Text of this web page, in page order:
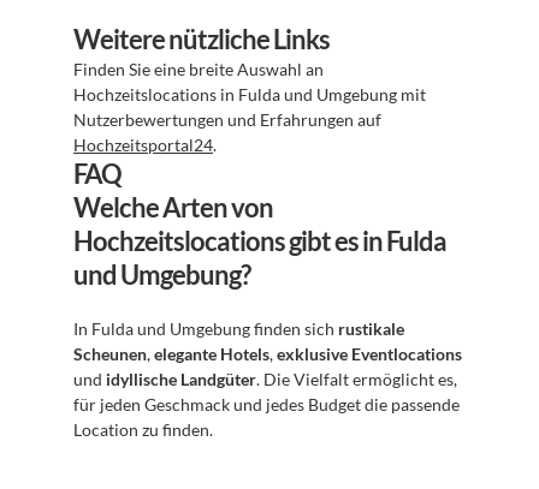
Weitere nützliche Links
Finden Sie eine breite Auswahl an
Hochzeitslocations in Fulda und Umgebung mit
Hochzeitsportal24.
FAQ
Welche Arten von
Hochzeitslocations gibt es in Fulda
und Umgebung?
In Fulda und Umgebung finden sich rustikale
Scheunen, elegante Hotels, exklusive Eventlocations
und idyllische Landgüter. Die Vielfalt ermöglicht es,
für jeden Geschmack und jedes Budget die passende
Location zu finden.